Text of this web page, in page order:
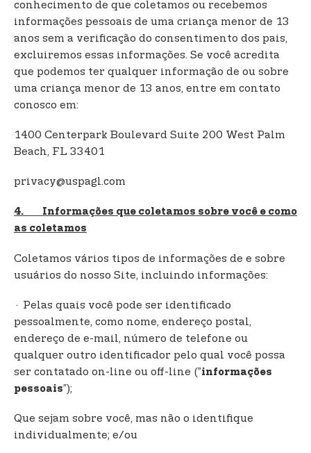
conhecimento de que coletamos ou recebemos
informações pessoais de uma criança menor de 13
anos sem a verificação do consentimento dos pais,
excluiremos essas informações. Se você acredita
que podemos ter qualquer informação de ou sobre
uma criança menor de 13 anos, entre em contato
conosco em:
1400 Centerpark Boulevard Suite 200 West Palm
Beach, FL 33401
privacy@uspagl.com
4. Informações que coletamos sobre você e como
as coletamos
Coletamos vários tipos de informações de e sobre
usuários do nosso Site, incluindo informações:
· Pelas quais você pode ser identificado
pessoalmente, como nome, endereço postal,
endereço de e-mail, número de telefone ou
qualquer outro identificador pelo qual você possa
ser contatado on-line ou off-line (”informações
pessoais”);
Que sejam sobre você, mas não o identifique
individualmente; e/ou